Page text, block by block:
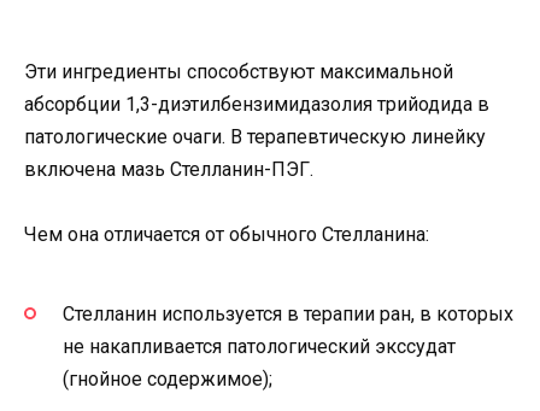
Эти ингредиенты способствуют максимальной
абсорбции 1,3-диэтилбензимидазолия трийодида в
патологические очаги. В терапевтическую линейку
включена мазь Стелланин-ПЭГ.
Чем она отличается от обычного Стелланина:
Стелланин используется в терапии ран, в которых
не накапливается патологический экссудат
(гнойное содержимое);